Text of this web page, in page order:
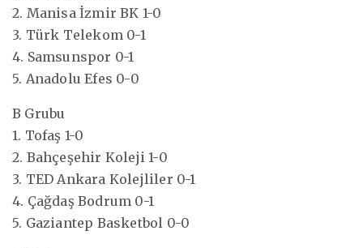
2. Manisa İzmir BK 1-0
3. Türk Telekom 0-1
4. Samsunspor 0-1
5. Anadolu Efes 0-0
B Grubu
1. Tofaş 1-0
2. Bahçeşehir Koleji 1-0
3. TED Ankara Kolejliler 0-1
4. Çağdaş Bodrum 0-1
5. Gaziantep Basketbol 0-0